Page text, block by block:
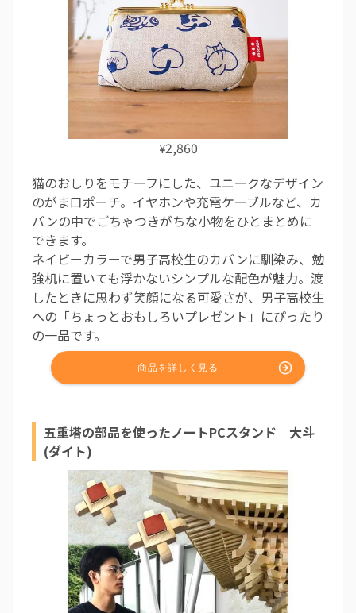
¥2,860
猫のおしりをモチーフにした、ユニークなデザイン
のがま口ポーチ。イヤホンや充電ケーブルなど、カ
バンの中でごちゃつきがちな小物をひとまとめに
できます。
ネイビーカラーで男子高校生のカバンに馴染み、勉
強机に置いても浮かないシンプルな配色が魅力。渡
したときに思わず笑顔になる可愛さが、男子高校生
への「ちょっとおもしろいプレゼント」にぴったり
の一品です。
五重塔の部品を使ったノートPCスタンド 大斗
(ダイト)